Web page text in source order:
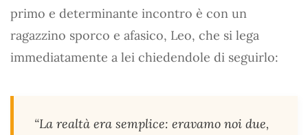
primo e determinante incontro è con un
ragazzino sporco e afasico, Leo, che si lega
immediatamente a lei chiedendole di seguirlo:
“La realtà era semplice: eravamo noi due,